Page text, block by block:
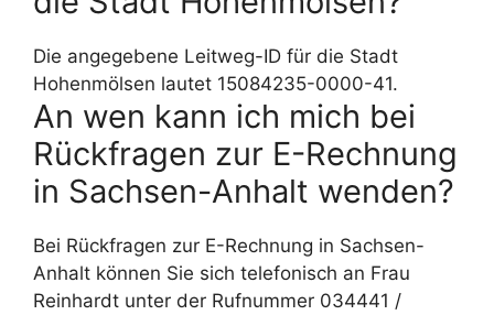
Die angegebene Leitweg-ID für die Stadt
Hohenmölsen lautet 15084235-0000-41.
An wen kann ich mich bei
Rückfragen zur E-Rechnung
in Sachsen-Anhalt wenden?
Bei Rückfragen zur E-Rechnung in Sachsen-
Anhalt können Sie sich telefonisch an Frau
Reinhardt unter der Rufnummer 034441 /